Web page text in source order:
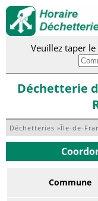
Veuillez taper
Déchetterie
Déchetteries »Île-de-
Commune